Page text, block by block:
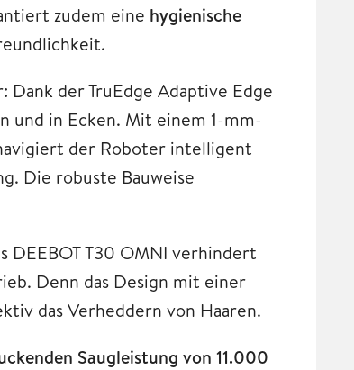
zudem eine hygienische
der TruEdge Adaptive Edge
und in Ecken. Mit einem 1-mm-
der Roboter intelligent
Die robuste Bauweise
DEEBOT T30 OMNI verhindert
Denn das Design mit einer
das Verheddern von Haaren.
Saugleistung von 11.000